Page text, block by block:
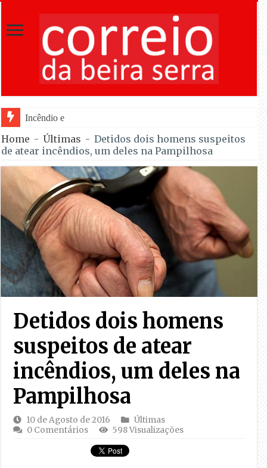
Incêndio em Fornos de Algodres dominado
Home - Últimas - Detidos dois homens suspeitos
de atear incêndios, um deles na Pampilhosa
Detidos dois homens
suspeitos de atear
incêndios, um deles na
Pampilhosa
10 de Agosto de 2016
Últimas
0 Comentários
598 Visualizações